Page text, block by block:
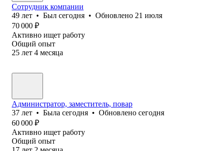
Сотрудник компании
49 лет • Был сегодня • Обновлено 21 июля
70 000 ₽
Активно ищет работу
Общий опыт
25 лет 4 месяца
Администратор, заместитель, повар
37 лет • Была сегодня • Обновлено сегодня
60 000 ₽
Активно ищет работу
Общий опыт